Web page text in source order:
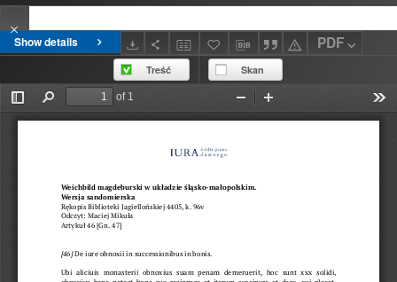
Show details PDF
Treść Skan